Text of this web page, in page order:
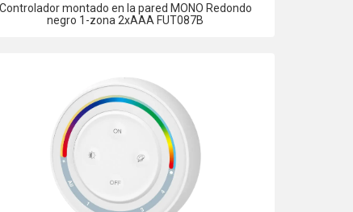
Controlador montado en la pared MONO Redondo
negro 1-zona 2xAAA FUT087B